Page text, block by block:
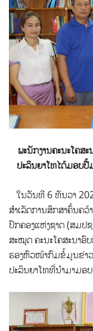
ພະນັກງານຄະນະໂຄສ
ປະລິນຍາໂທໄດ້ມອບ
ໃນວັນທີ 6 ທັນວາ
ສຳເລັດການສຶກສາຄົ້ນຄວ້
ປົກຄອງແຫ່ງຊາດ (ສມປ
ສະໝຸດ ຄະນະໂຄສະນາ
ຮອງຫົວໜ້າກົມຂໍ້ມູນຂ່າ
ປະລິນຍາໂທທີ່ນໍາມາມ